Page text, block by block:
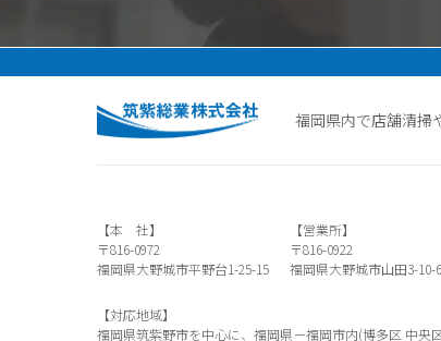
福岡県内で店舗清掃
【本 社】
〒816-0972
福岡県大野城市平野台1-25-15
【営業所】
〒816-0922
福岡県大野城市山田3-10-
【対応地域】
福岡県筑紫野市を中心に、福岡県－福岡市内(博多区 中央